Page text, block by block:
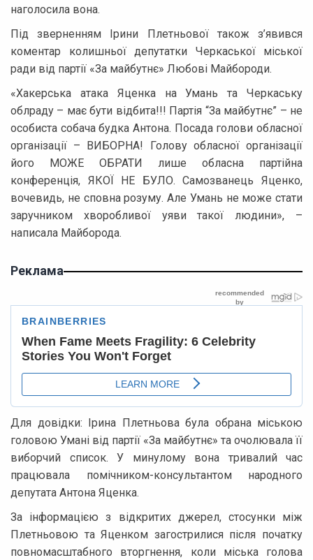
наголосила вона.
Під зверненням Ірини Плетньової також з’явився
коментар колишньої депутатки Черкаської міської
ради від партії «За майбутнє» Любові Майбороди.
«Хакерська атака Яценка на Умань та Черкаську
облраду – має бути відбита!!! Партія “За майбутнє” – не
особиста собача будка Антона. Посада голови обласної
організації – ВИБОРНА! Голову обласної організації
його МОЖЕ ОБРАТИ лише обласна партійна
конференція, ЯКОЇ НЕ БУЛО. Самозванець Яценко,
вочевидь, не сповна розуму. Але Умань не може стати
заручником хворобливої уяви такої людини», –
написала Майборода.
Реклама
Для довідки: Ірина Плетньова була обрана міською
головою Умані від партії «За майбутнє» та очолювала її
виборчий список. У минулому вона тривалий час
працювала помічником-консультантом народного
депутата Антона Яценка.
За інформацією з відкритих джерел, стосунки між
Плетньовою та Яценком загострилися після початку
повномасштабного вторгнення, коли міська голова